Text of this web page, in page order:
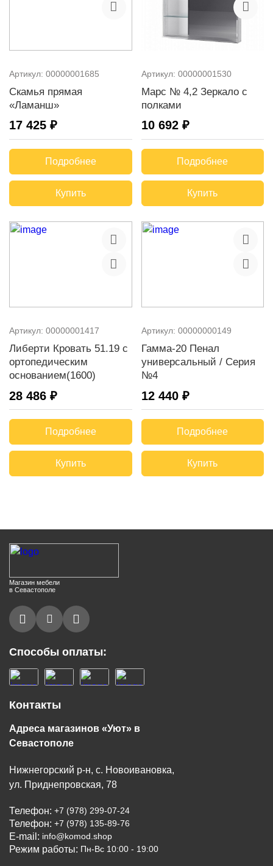
Артикул: 00000001685
Скамья прямая
«Ламанш»
17 425 ₽
Подробнее
Купить
Артикул: 00000001530
Марс № 4,2 Зеркало с
полками
10 692 ₽
Подробнее
Купить
Артикул: 00000001417
Либерти Кровать 51.19 с
ортопедическим
основанием(1600)
28 486 ₽
Подробнее
Купить
Артикул: 00000000149
Гамма-20 Пенал
универсальный / Серия
№4
12 440 ₽
Подробнее
Купить
Магазин мебели
в Севастополе
Способы оплаты:
Контакты
Адреса магазинов «Уют» в
Севастополе
Нижнегорский р-н, с. Новоивановка,
ул. Приднепровская, 78
Телефон: +7 (978) 299-07-24
Телефон: +7 (978) 135-89-76
E-mail: info@komod.shop
Режим работы: Пн-Вс 10:00 - 19:00